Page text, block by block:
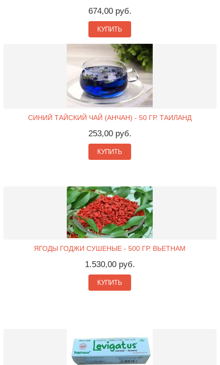
674,00 руб.
КУПИТЬ
СИНИЙ ТАЙСКИЙ ЧАЙ (АНЧАН) - 50 ГР. ТАИЛАНД
253,00 руб.
КУПИТЬ
ЯГОДЫ ГОДЖИ СУШЕНЫЕ - 500 ГР. ВЬЕТНАМ
1.530,00 руб.
КУПИТЬ